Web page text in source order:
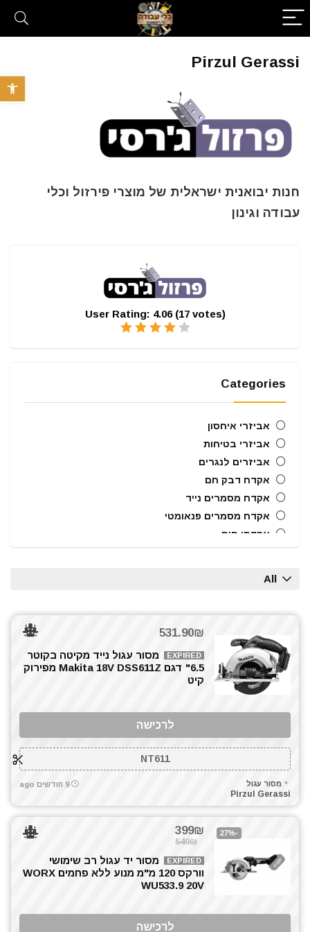
פתח
Pirzul Gerassi
חנות יבואנית ישראלית של מוצרי פירזול וכלי
עבודה וגינון
User Rating: 4.06 (17votes)
Categories
אביזרי איחסון
אביזרי בטיחות
אביזרים לנגרים
אקדח דבק חם
אקדח מסמרים נייד
אקדח מסמרים פנאומטי
אקדחי חום
גוזם גדר חיה
דיבלים וברגים
חומרי הדבקה ואיטום
חרמש
טרימר / ראוטר
כלי שינוע ועגלות
כליבות בורג
כליבות מהירות
כלים ידניים
כרסומים לטרימר / ראוטר
להבים ומתכלים
מאוורר טכני
מברגים
All
531.90₪
EXPIRED
מסור עגול נייד מקיטה בקוטר
6.5" דגם Makita 18V DSS611Z מפירוק
קיט
לרכישה
NT611
מסור עגול
Pirzul Gerassi
9 חודשים ago
-27%
399₪
549₪
EXPIRED
מסור יד עגול רב שימושי
וורקס 120 מ"מ מנוע ללא פחמים WORX
WU533.9 20V
לרכישה